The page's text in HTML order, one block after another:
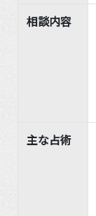
相談内容
主な占術